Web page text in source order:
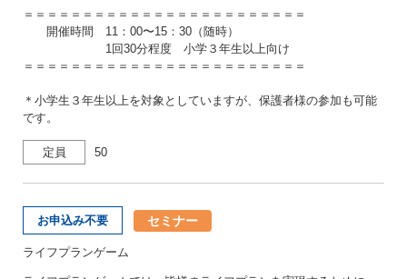
＝＝＝＝＝＝＝＝＝＝＝＝＝＝＝＝＝＝＝＝＝＝＝＝
開催時間 11：00〜15：30（随時）
1回30分程度 小学３年生以上向け
＝＝＝＝＝＝＝＝＝＝＝＝＝＝＝＝＝＝＝＝＝＝＝＝
＊小学生３年生以上を対象としていますが、保護者様の参加も可能
です。
定員 50
お申込み不要 セミナー
ライフプランゲーム